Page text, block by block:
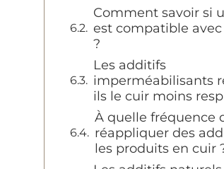
Comment savoir si
est compatible
?
Les additifs
imperméabilisants
ils le cuir moins
À quelle fréquence
réappliquer des
les produits en cuir